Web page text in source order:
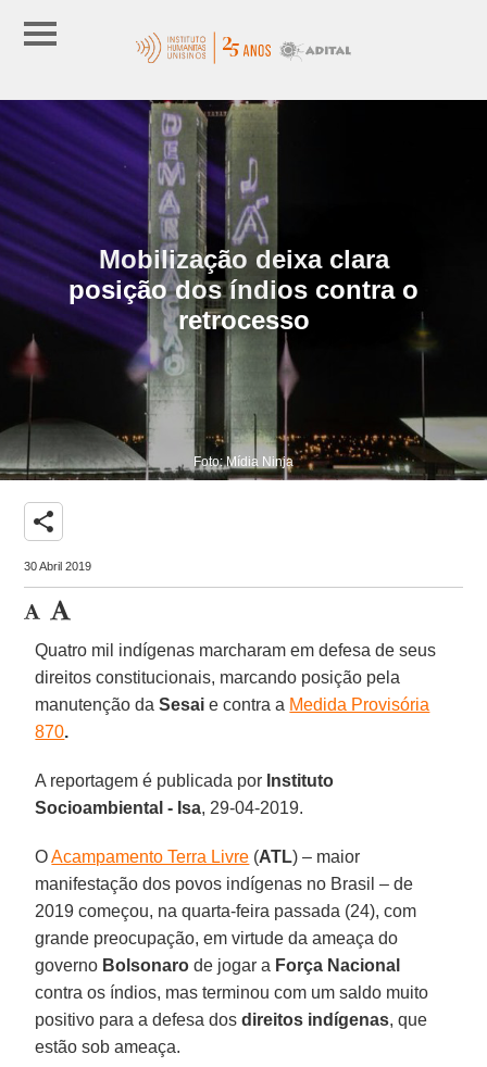
Mobilização deixa clara
posição dos índios contra o
retrocesso
Foto: Mídia Ninja
share
30 Abril 2019
Quatro mil indígenas marcharam em defesa de seus
direitos constitucionais, marcando posição pela
manutenção daSesai e contra a Medida Provisória
870.
A reportagem é publicada por Instituto
Socioambiental - Isa, 29-04-2019.
OAcampamento Terra Livre (ATL) – maior
manifestação dos povos indígenas no Brasil – de
2019 começou, na quarta-feira passada (24), com
grande preocupação, em virtude da ameaça do
governo Bolsonaro de jogar a Força Nacional
contra os índios, mas terminou com um saldo muito
positivo para a defesa dosdireitos indígenas, que
estão sob ameaça.